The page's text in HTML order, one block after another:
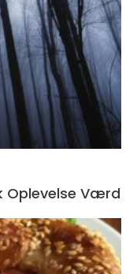
Oplevelse Værd